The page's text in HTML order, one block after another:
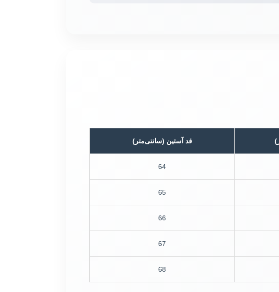
قد آستین (سانتی‌متر)
64
65
66
67
68